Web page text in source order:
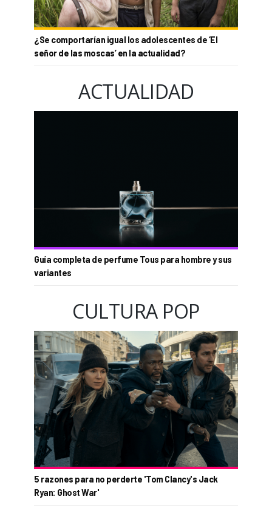
¿Se comportarían igual los adolescentes de ‘El
señor de las moscas’ en la actualidad?
ACTUALIDAD
Guía completa de perfume Tous para hombre y sus
variantes
CULTURA POP
5 razones para no perderte 'Tom Clancy's Jack
Ryan: Ghost War'